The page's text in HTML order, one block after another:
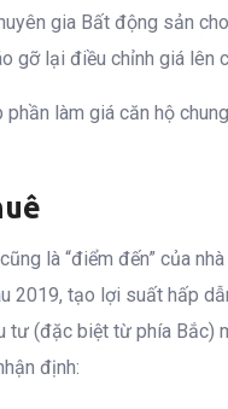
gia Bất động sản
gỡ lại điều chỉnh giá lên
làm giá căn hộ
là “điểm đến” của
2019, tạo lợi suất hấp
tư (đặc biệt từ phía Bắc)
định: